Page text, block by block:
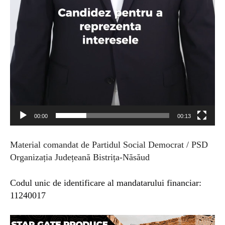
00:00 00:13
Material comandat de Partidul Social Democrat / PSD
Organizația Județeană Bistrița-Năsăud
Codul unic de identificare al mandatarului financiar:
11240017